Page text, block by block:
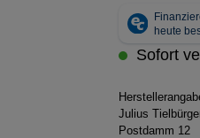
Sofort
Julius
Postdamm 12